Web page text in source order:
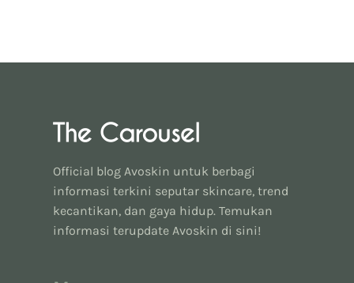
Official blog Avoskin untuk berbagi
informasi terkini seputar skincare, trend
kecantikan, dan gaya hidup. Temukan
informasi terupdate Avoskin di sini!